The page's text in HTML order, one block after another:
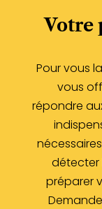
Votre
Pour vous
vous
répondre
détecter
préparer